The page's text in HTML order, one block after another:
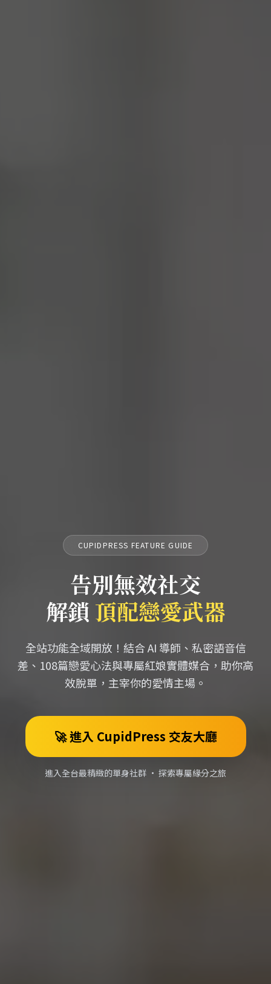
CUPIDPRESS FEATURE GUIDE
告別無效社交
解鎖 頂配戀愛武器
全站功能全域開放！結合 AI 導師、私密語音信
差、108篇戀愛心法與專屬紅娘實體媒合，助你高
效脫單，主宰你的愛情主場。
🚀 進入 CupidPress 交友大廳
進入全台最精緻的單身社群 • 探索專屬緣分之旅